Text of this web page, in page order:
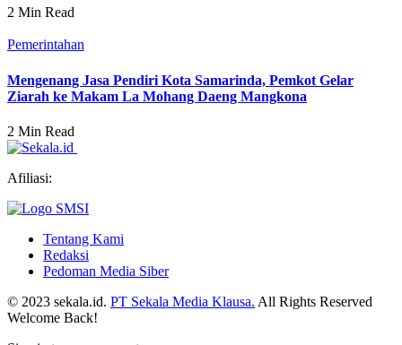
2 Min Read
Pemerintahan
Mengenang Jasa Pendiri Kota Samarinda, Pemkot Gelar
Ziarah ke Makam La Mohang Daeng Mangkona
2 Min Read
Afiliasi:
Tentang Kami
Redaksi
Pedoman Media Siber
© 2023 sekala.id. PT Sekala Media Klausa. All Rights Reserved
Welcome Back!